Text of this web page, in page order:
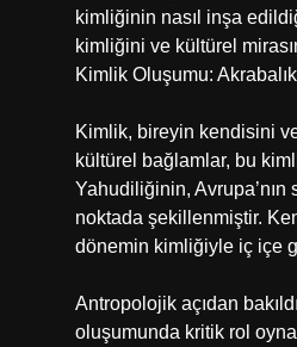
kimliğinin nasıl inşa
kimliğini ve kültürel
Kimlik Oluşumu:
Kimlik, bireyin kendisini
kültürel bağlamlar, bu
Yahudiliğinin,
noktada şekillenmiştir.
dönemin kimliğiyle iç içe
Antropolojik açıdan
oluşumunda kritik rol